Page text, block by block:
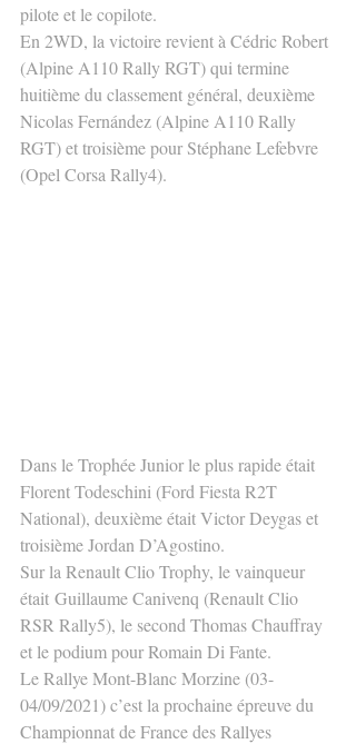
pilote et le copilote.
En 2WD, la victoire revient à Cédric Robert
(Alpine A110 Rally RGT) qui termine
huitième du classement général, deuxième
Nicolas Fernández (Alpine A110 Rally
RGT) et troisième pour Stéphane Lefebvre
(Opel Corsa Rally4).
Dans le Trophée Junior le plus rapide était
Florent Todeschini (Ford Fiesta R2T
National), deuxième était Victor Deygas et
troisième Jordan D’Agostino.
Sur la Renault Clio Trophy, le vainqueur
était Guillaume Canivenq (Renault Clio
RSR Rally5), le second Thomas Chauffray
et le podium pour Romain Di Fante.
Le Rallye Mont-Blanc Morzine (03-
04/09/2021) c’est la prochaine épreuve du
Championnat de France des Rallyes